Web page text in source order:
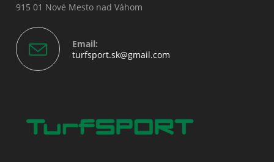
915 01 Nové Mesto nad Váhom
Email:
turfsport.sk@gmail.com